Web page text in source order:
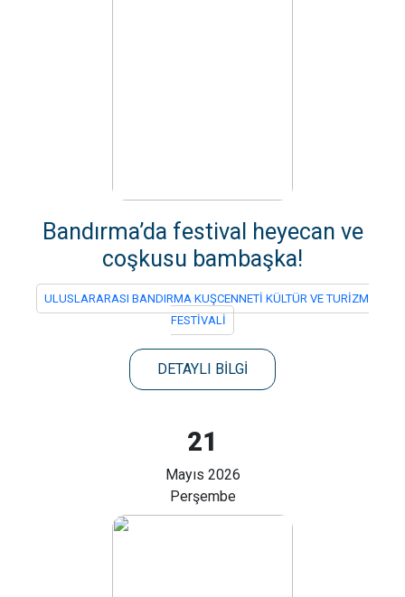
Bandırma’da festival heyecan ve
coşkusu bambaşka!
ULUSLARARASI BANDIRMA KUŞCENNETİ KÜLTÜR VE TURİZM
FESTİVALİ
DETAYLI BİLGİ
21
Mayıs 2026
Perşembe